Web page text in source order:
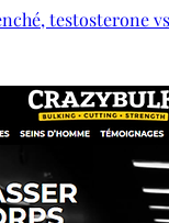
testosterone